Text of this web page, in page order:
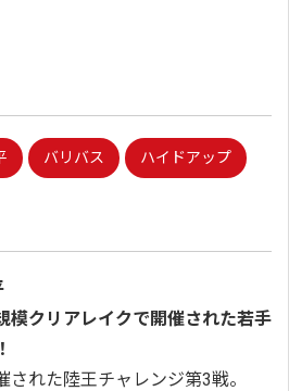
バリバス ハイドアップ
模クリアレイクで開催された若手
れた陸王チャレンジ第3戦。